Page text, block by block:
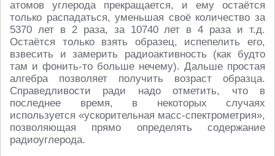
атомов углерода прекращается, и ему остаётся
только распадаться, уменьшая своё количество за
5370 лет в 2 раза, за 10740 лет в 4 раза и т.д.
Остаётся только взять образец, испепелить его,
взвесить и замерить радиоактивность (как будто
там и фонить-то больше нечему). Дальше простая
алгебра позволяет получить возраст образца.
Справедливости ради надо отметить, что в
последнее время, в некоторых случаях
используется «ускорительная масс-спектрометрия»,
позволяющая прямо определять содержание
радиоуглерода.